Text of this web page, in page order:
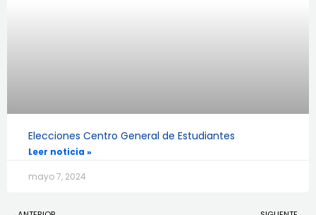
Elecciones Centro General de Estudiantes
Leer noticia »
mayo 7, 2024